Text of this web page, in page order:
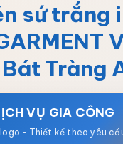
sứ trắng
Tràng
VỤ GIA CÔNG